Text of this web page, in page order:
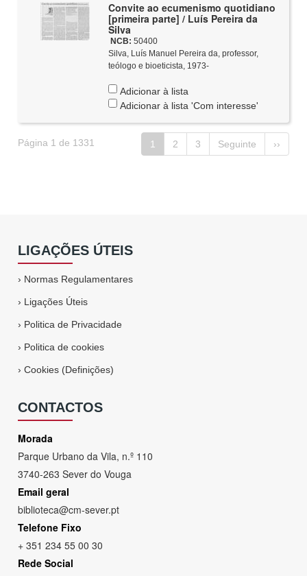
Convite ao ecumenismo quotidiano
[primeira parte] / Luís Pereira da
Silva
NCB: 50400
Silva, Luís Manuel Pereira da, professor,
teólogo e bioeticista, 1973-
Adicionar à lista
Adicionar à lista 'Com interesse'
Página 1 de 1331 1 2 3 Seguinte ››
LIGAÇÕES ÚTEIS
› Normas Regulamentares
› Ligações Úteis
› Politica de Privacidade
› Politica de cookies
›Cookies (Definições)
CONTACTOS
Morada
Parque Urbano da Vila, n.º 110
3740-263 Sever do Vouga
Email geral
biblioteca@cm-sever.pt
Telefone Fixo
+ 351 234 55 00 30
Rede Social